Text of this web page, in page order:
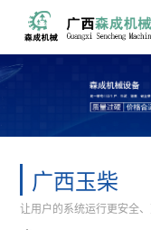
广西玉柴
让用户的系统运行更安全